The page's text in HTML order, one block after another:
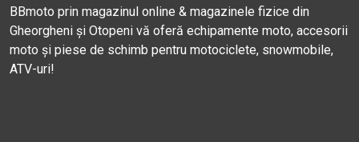
BBmoto prin magazinul online & magazinele fizice din
Gheorgheni și Otopeni vă oferă echipamente moto, accesorii
moto și piese de schimb pentru motociclete, snowmobile,
ATV-uri!